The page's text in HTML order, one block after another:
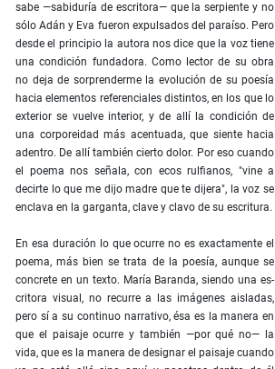
sabe —sabiduría de escritora— que la serpiente y no
sólo Adán y Eva fueron expulsados del paraíso. Pero
desde el principio la autora nos dice que la voz tiene
una condición fundadora. Como lector de su obra
no deja de sorprenderme la evolución de su poesía
hacia elementos referenciales distintos, en los que lo
exte­rior se vuelve interior, y de allí la condición de
una corporeidad más acentuada, que siente hacia
adentro. De allí también cierto dolor. Por eso cuando
el poema nos señala, con ecos rulfianos, "vine a
decirte lo que me dijo madre que te dijera", la voz se
enclava en la garganta, clave y clavo de su escritura.
En esa duración lo que ocurre no es exactamente el
poema, más bien se trata de la poesía, aunque se
concrete en un texto. María Baranda, siendo una es­
critora visual, no recurre a las imágenes aisladas,
pero sí a su continuo narrativo, ésa es la manera en
que el paisaje ocurre y también —por qué no— la
vida, que es la manera de designar el paisaje cuando